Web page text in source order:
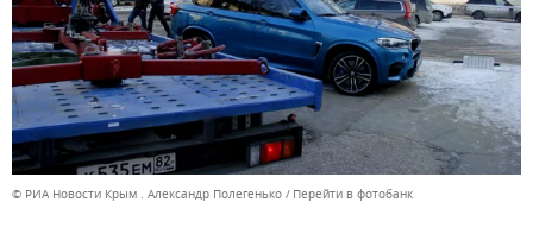
© РИА Новости Крым . Александр Полегенько Перейти в фотобанк